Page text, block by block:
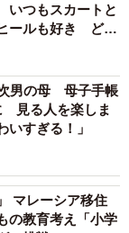
つもスカートと
ールも好き どの
男の母 母子手帳
見る人を楽しま
すぎる！」
マレーシア移住
の教育考え「小学